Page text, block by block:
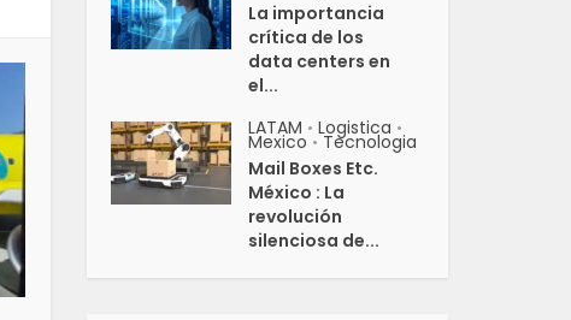
La importancia
crítica de los
data centers en
el...
LATAM • Logistica •
Mexico • Tecnologia
Mail Boxes Etc.
México : La
revolución
silenciosa de...